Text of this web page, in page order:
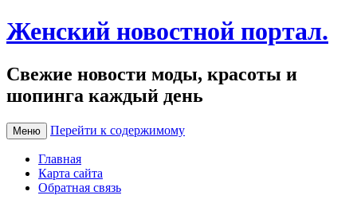
Женский новостной портал.
Свежие новости моды, красоты и
шопинга каждый день
Меню Перейти к содержимому
Главная
Карта сайта
Обратная связь